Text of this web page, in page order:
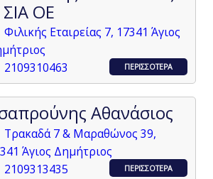
ΟΕ
Φιλικής Εταιρείας 7, 17341 Άγιος
2109310463
ΠΕΡΙΣΣΟΤΕΡΑ
Αθανάσιος
Τρακαδά 7 & Μαραθώνος 39,
Άγιος Δημήτριος
2109313435
ΠΕΡΙΣΣΟΤΕΡΑ